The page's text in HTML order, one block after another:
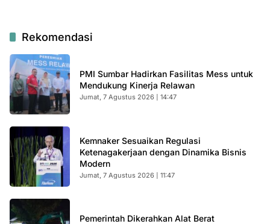
Rekomendasi
PMI Sumbar Hadirkan Fasilitas Mess untuk
Mendukung Kinerja Relawan
Jumat, 7 Agustus 2026 | 14:47
Kemnaker Sesuaikan Regulasi
Ketenagakerjaan dengan Dinamika Bisnis
Modern
Jumat, 7 Agustus 2026 | 11:47
Pemerintah Dikerahkan Alat Berat